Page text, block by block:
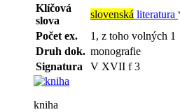
Klíčová
slova
slovenská literatura
Počet ex.
1, z toho volných 1
Druh dok. monografie
Signatura
V XVII f 3
kniha